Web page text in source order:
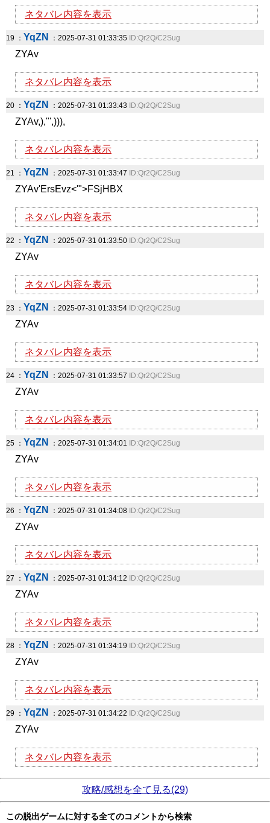
ネタバレ内容を表示
19 ： YqZN ：2025-07-31 01:33:35 ID:Qr2Q/C2Sug
ZYAv
ネタバレ内容を表示
20 ： YqZN ：2025-07-31 01:33:43 ID:Qr2Q/C2Sug
ZYAv,),"',))),
ネタバレ内容を表示
21 ： YqZN ：2025-07-31 01:33:47 ID:Qr2Q/C2Sug
ZYAv'ErsEvz<'">FSjHBX
ネタバレ内容を表示
22 ： YqZN ：2025-07-31 01:33:50 ID:Qr2Q/C2Sug
ZYAv
ネタバレ内容を表示
23 ： YqZN ：2025-07-31 01:33:54 ID:Qr2Q/C2Sug
ZYAv
ネタバレ内容を表示
24 ： YqZN ：2025-07-31 01:33:57 ID:Qr2Q/C2Sug
ZYAv
ネタバレ内容を表示
25 ： YqZN ：2025-07-31 01:34:01 ID:Qr2Q/C2Sug
ZYAv
ネタバレ内容を表示
26 ： YqZN ：2025-07-31 01:34:08 ID:Qr2Q/C2Sug
ZYAv
ネタバレ内容を表示
27 ： YqZN ：2025-07-31 01:34:12 ID:Qr2Q/C2Sug
ZYAv
ネタバレ内容を表示
28 ： YqZN ：2025-07-31 01:34:19 ID:Qr2Q/C2Sug
ZYAv
ネタバレ内容を表示
29 ： YqZN ：2025-07-31 01:34:22 ID:Qr2Q/C2Sug
ZYAv
ネタバレ内容を表示
攻略/感想を全て見る(29)
この脱出ゲームに対する全てのコメントから検索